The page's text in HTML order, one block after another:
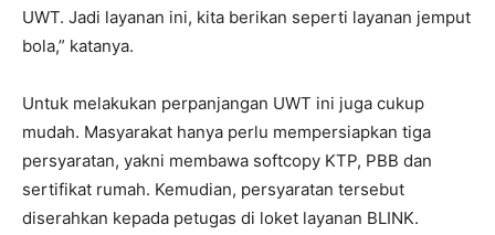
UWT. Jadi layanan ini, kita berikan seperti layanan jemput
bola,” katanya.
Untuk melakukan perpanjangan UWT ini juga cukup
mudah. Masyarakat hanya perlu mempersiapkan tiga
persyaratan, yakni membawa softcopy KTP, PBB dan
sertifikat rumah. Kemudian, persyaratan tersebut
diserahkan kepada petugas di loket layanan BLINK.